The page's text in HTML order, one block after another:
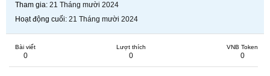
Tham gia 21 Tháng mười 2024
Hoạt động cuối 21 Tháng mười 2024
Bài viết
0
Lượt thích
0
VNB Token
0